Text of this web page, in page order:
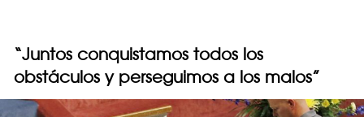
“Juntos conquistamos todos los
obstáculos y perseguimos a los malos”